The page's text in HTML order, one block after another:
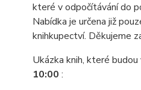
které v odpočítávání do
Nabídka je určena již
knihkupectví. Děkujeme
Ukázka knih, které
10:00: